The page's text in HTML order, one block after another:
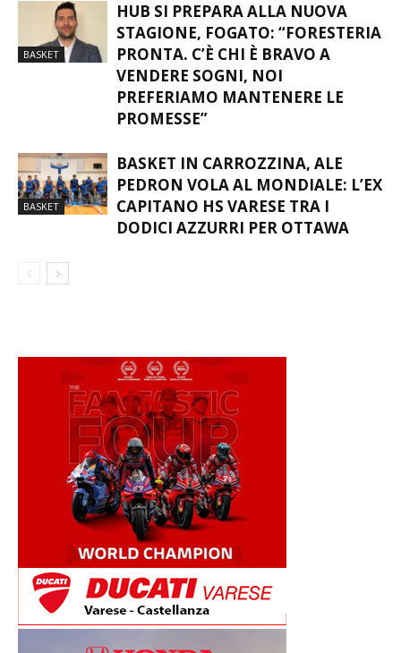
BASKET
HUB SI PREPARA ALLA NUOVA
STAGIONE, FOGATO: “FORESTERIA
PRONTA. C’È CHI È BRAVO A
VENDERE SOGNI, NOI
PREFERIAMO MANTENERE LE
PROMESSE”
BASKET
BASKET IN CARROZZINA, ALE
PEDRON VOLA AL MONDIALE: L’EX
CAPITANO HS VARESE TRA I
DODICI AZZURRI PER OTTAWA